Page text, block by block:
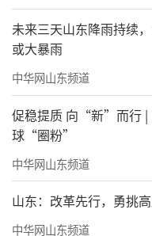
未来三天山东降雨持续
或大暴雨
中华网山东频道
促稳提质 向“新”而行
球“圈粉”
中华网山东频道
山东：改革先行，勇挑
中华网山东频道